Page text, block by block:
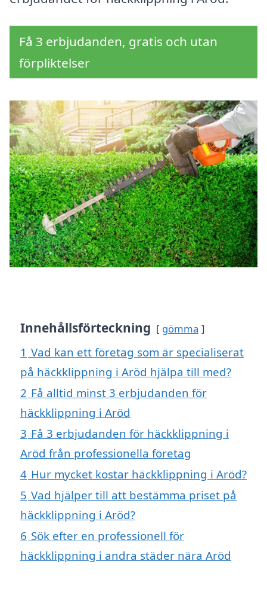
Få 3 erbjudanden, gratis och utan
förpliktelser
Innehållsförteckning gömma
1 Vad kan ett företag som är specialiserat
på häckklippning i Aröd hjälpa till med?
2 Få alltid minst 3 erbjudanden för
häckklippning i Aröd
3 Få 3 erbjudanden för häckklippning i
Aröd från professionella företag
4 Hur mycket kostar häckklippning i Aröd?
5 Vad hjälper till att bestämma priset på
häckklippning i Aröd?
6 Sök efter en professionell för
häckklippning i andra städer nära Aröd